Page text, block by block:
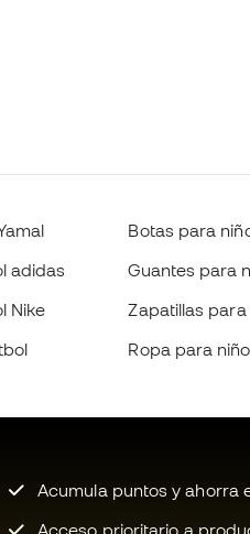
adidas
Nike
Botas para
Guantes para
Zapatillas para
Ropa para
Acumula puntos y ahorra
Acceso prioritario a